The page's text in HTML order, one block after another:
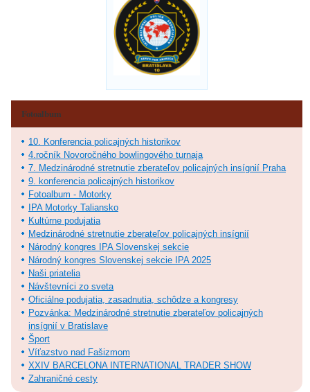
Fotoalbum
10. Konferencia policajných historikov
4.ročník Novoročného bowlingového turnaja
7. Medzinárodné stretnutie zberateľov policajných insígnií Praha
9. konferencia policajných historikov
Fotoalbum - Motorky
IPA Motorky Taliansko
Kultúrne podujatia
Medzinárodné stretnutie zberateľov policajných insígnií
Národný kongres IPA Slovenskej sekcie
Národný kongres Slovenskej sekcie IPA 2025
Naši priatelia
Návštevníci zo sveta
Oficiálne podujatia, zasadnutia, schôdze a kongresy
Pozvánka: Medzinárodné stretnutie zberateľov policajných
insígnií v Bratislave
Šport
Víťazstvo nad Fašizmom
XXIV BARCELONA INTERNATIONAL TRADER SHOW
Zahraničné cesty